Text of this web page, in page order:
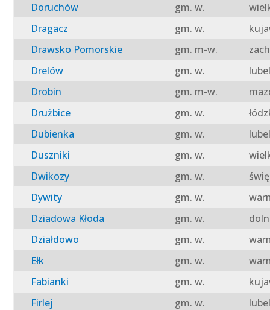
Doruchów
gm. w.
Dragacz
gm. w.
Drawsko Pomorskie
gm. m-w.
Drelów
gm. w.
Drobin
gm. m-w.
Drużbice
gm. w.
Dubienka
gm. w.
Duszniki
gm. w.
Dwikozy
gm. w.
Dywity
gm. w.
Dziadowa Kłoda
gm. w.
Działdowo
gm. w.
Ełk
gm. w.
Fabianki
gm. w.
Firlej
gm. w.